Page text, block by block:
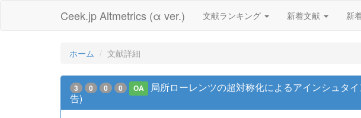
Ceek.jp Altmetrics (α ver.) 文献ランキング 新着文献 新
ホーム 文献詳細
3 0 0 0 OA
局所ローレンツの超対称化によるアインシュタ
告)